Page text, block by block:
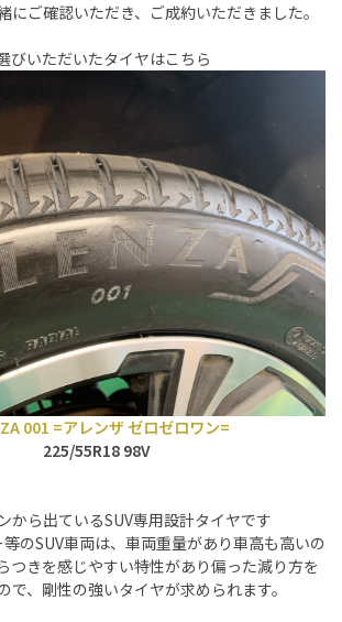
にご確認いただき、ご成約いただきました。
びいただいたタイヤはこちら
001 =アレンザ ゼロゼロワン=
225/55R18 98V
から出ているSUV専用設計タイヤです
のSUV車両は、車両重量があり車高も高いの
つきを感じやすい特性があり偏った減り方を
で、剛性の強いタイヤが求められます。